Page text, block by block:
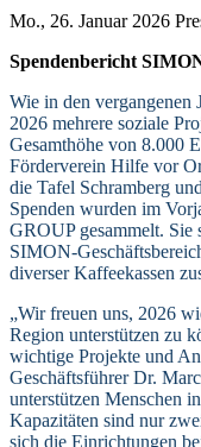
Mo., 26. Januar 2026
Spendenbericht
Wie in den
2026 mehrere soziale
Gesamthöhe von 8.000
Förderverein Hilfe vor
die Tafel Schramberg
Spenden wurden im
GROUP gesammelt. Sie
SIMON-
diverser Kaffeekassen
„Wir freuen uns, 2026
Region unterstützen zu
wichtige Projekte und
Geschäftsführer Dr.
unterstützen Menschen
Kapazitäten sind nur
sich die Einrichtungen